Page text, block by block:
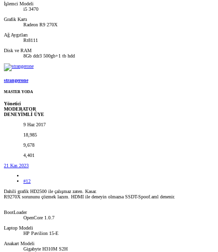
İşlemci Modeli
i5 3470
Grafik Kartı
Radeon R9 270X
Ağ Aygıtları
Rt8111
Disk ve RAM
8Gb ddr3 500gb+1 tb hdd
strangerone
MASTER YODA
Yönetici
MODERATOR
DENEYİMLİ ÜYE
9 Haz 2017
18,985
9,678
4,401
21 Kas 2023
#12
Dahili grafik HD2500 ile çalışmaz zaten. Kasar.
R9270X sorununu çözmek lazım. HDMI ile deneyin olmazsa SSDT-Spoof.aml denenir.
BootLoader
OpenCore 1.0.7
Laptop Modeli
HP Pavilion 15-E
Anakart Modeli
Gigabyte H310M S2H